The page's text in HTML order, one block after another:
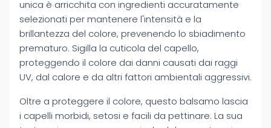
unica è arricchita con ingredienti accuratamente
selezionati per mantenere l'intensità e la
brillantezza del colore, prevenendo lo sbiadimento
prematuro. Sigilla la cuticola del capello,
proteggendo il colore dai danni causati dai raggi
UV, dal calore e da altri fattori ambientali aggressivi.
Oltre a proteggere il colore, questo balsamo lascia
i capelli morbidi, setosi e facili da pettinare. La sua